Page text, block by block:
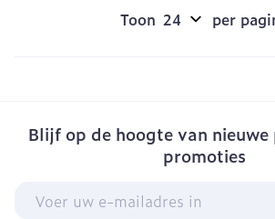
Toon per
Blijf op de hoogte van nieuwe
promoties